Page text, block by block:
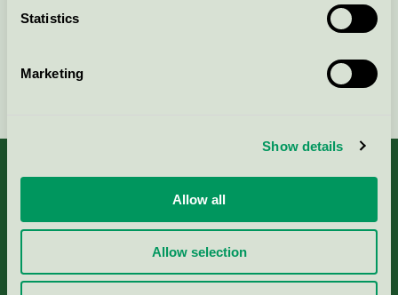
Statistics
Marketing
Show details
Allow all
Allow selection
Kriterier, ansökan & avgifter
Aktuella Remisser